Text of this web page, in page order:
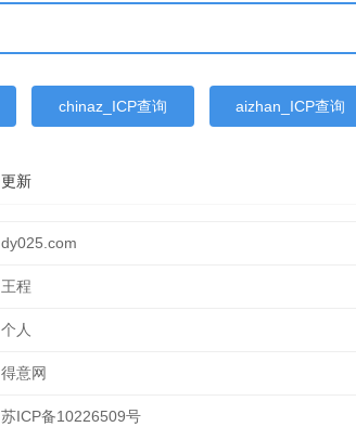
chinaz_ICP查询 aizhan_ICP查询
新
dy025.com
王程
个人
得意网
苏ICP备10226509号